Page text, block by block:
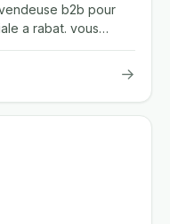
b2b pour
a rabat. vous
→